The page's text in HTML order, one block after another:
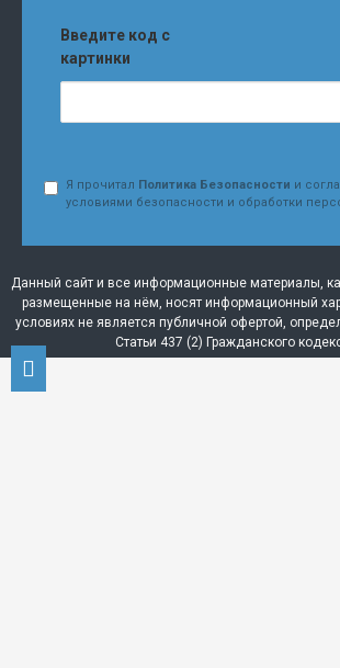
Введите код с
картинки
Я прочитал Политика Безопасности и
условиями безопасности и обработки
Данный сайт и все информационные материалы,
размещенные на нём, носят информационный
условиях не является публичной офертой,
Статьи 437 (2) Гражданского